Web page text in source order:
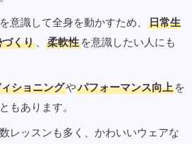
意識して全身を動かすため、
日常生
くり 、 柔軟性 を意識したい人にも
ショニングやパフォーマンス向上 を
もあります。
レッスンも多く、かわいいウェアな